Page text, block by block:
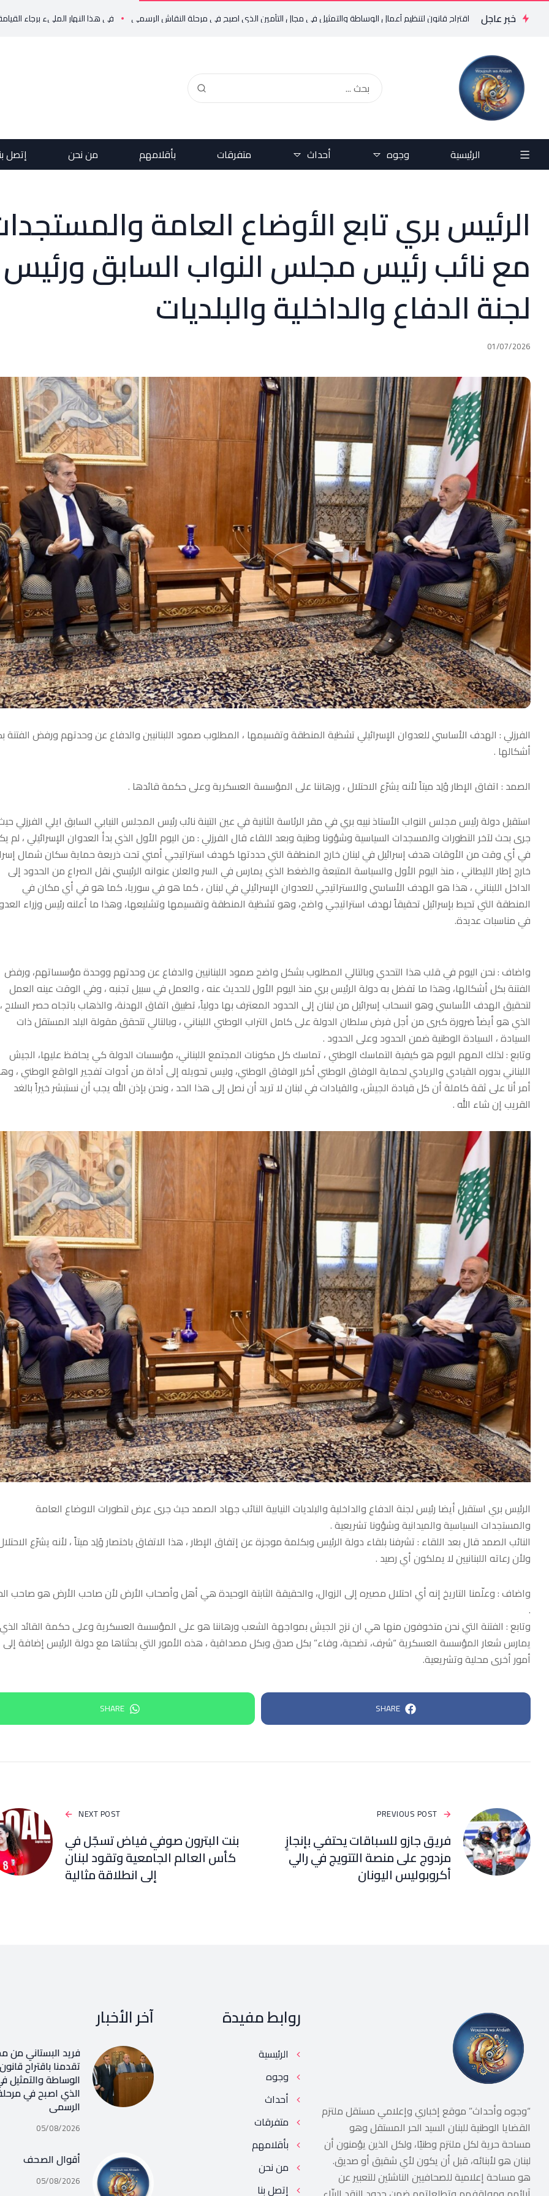
خبر عاجل
تقدمنا باقتراح قانون لتنظيم أعمال الوساطة والتمثيل في مجال التأمين الذي اصبح في مرحلة النقاش الرسمي في هذا النهار المليء برجاء القيامة، نرفع
الرئيسية وجوه أحداث متفرقات بأقلامهم من نحن إتصل
الرئيس بري تابع الأوضاع العامة
مع نائب رئيس مجلس النواب السابق ورئيس
لجنة الدفاع والداخلية والبلديات
01/07/2026
الفرزلي : الهدف الأساسي للعدوان الإسرائيلي تشظية المنطقة وتقسيمها ، المطلوب صمود اللبنانيين والدفاع عن وحدتهم ورفض الفتنة
أشكالها .
الصمد : اتفاق الإطار وُلِد ميتاً لأنه يشرّع الاحتلال ، ورهاننا على المؤسسة العسكرية وعلى حكمة قائدها .
استقبل دولة رئيس مجلس النواب الأستاذ نبيه بري في مقر الرئاسة الثانية في عين التينة نائب رئيس المجلس النيابي السابق ايلي الفرزلي
جرى بحث لآخر التطورات والمسجدات السياسية وشؤونا وطنية وبعد اللقاء قال الفرزلي : من اليوم الأول الذي بدأ العدوان الإسرائيلي ، لم
في أي وقت من الأوقات هدف إسرائيل في لبنان خارج المنطقة التي حددتها كهدف استراتيجي أمني تحت ذريعة حماية سكان شمال
خارج إطار الليطاني ، ​منذ اليوم الأول والسياسة المتبعة والضغط الذي يمارس في السر والعلن عنوانه الرئيسي نقل الصراع من الحدود إلى
الداخل اللبناني ، هذا هو الهدف الأساسي والاستراتيجي للعدوان الإسرائيلي في لبنان ، كما هو في سوريا، كما هو في أي مكان في
المنطقة التي تحيط بإسرائيل تحقيقاً لهدف استراتيجي واضح، وهو تشظية المنطقة وتقسيمها وتشليعها، وهذا ما أعلنه رئيس وزراء
في مناسبات عديدة.
واضاف : ​نحن اليوم في قلب هذا التحدي وبالتالي المطلوب بشكل واضح صمود اللبنانيين والدفاع عن وحدتهم ووحدة مؤسساتهم، ورفض
الفتنة بكل أشكالها، وهذا ما تفضل به دولة الرئيس بري منذ اليوم الأول للحديث عنه ، والعمل في سبيل تجنبه ،​ وفي الوقت عينه العمل
لتحقيق الهدف الأساسي وهو انسحاب إسرائيل من لبنان إلى الحدود المعترف بها دولياً، تطبيق اتفاق الهدنة، والذهاب باتجاه حصر السلاح ،
الذي هو أيضاً ضرورة كبرى من أجل فرض سلطان الدولة على كامل التراب الوطني اللبناني ، وبالتالي تتحقق مقولة البلد المستقل ذات
السيادة ، السيادة الوطنية ضمن الحدود وعلى الحدود .
وتابع : ​لذلك المهم اليوم هو كيفية التماسك الوطني ، تماسك كل مكونات المجتمع اللبناني، مؤسسات الدولة كي يحافظ عليها، الجيش
اللبناني بدوره القيادي والريادي لحماية الوفاق الوطني أكرر الوفاق الوطني، وليس تحويله إلى أداة من أدوات تفجير الواقع الوطني ،
أمر أنا على ثقة كاملة أن كل قيادة الجيش، والقيادات في لبنان لا تريد أن نصل إلى هذا الحد ، ونحن بإذن الله يجب أن نستبشر خيراً بالغد
القريب إن شاء الله .
الرئيس بري استقبل أيضا رئيس لجنة الدفاع والداخلية والبلديات النيابية النائب جهاد الصمد حيث جرى عرض لتطورات الاوضاع العامة
والمستجدات السياسية والميدانية وشؤونا تشريعية .
النائب الصمد قال بعد اللقاء : تشرفنا بلقاء دولة الرئيس وبكلمة موجزة عن إتفاق الإطار ، هذا الاتفاق باختصار وُلِد ميتاً ، لأنه يشرّع
ولأن رعاته اللبنانيين لا يملكون أي رصيد .
واضاف : وعلّمنا التاريخ إنه أي احتلال مصيره إلى الزوال، والحقيقة الثابتة الوحيدة هي أهل وأصحاب الأرض لأن صاحب الأرض هو صاحب
.
وتابع : ​الفتنة التي نحن متخوفون منها هي ان نزج الجيش بمواجهة الشعب ورهاننا هو على المؤسسة العسكرية وعلى حكمة القائد الذي
يمارس شعار المؤسسة العسكرية “شرف، تضحية، وفاء” بكل صدق وبكل مصداقية ، هذه الأمور التي بحثناها مع دولة الرئيس إضافة إلى
أمور أخرى محلية وتشريعية.
SHARE
SHARE
PREVIOUS POST
فريق جازو للسباقات يحتفي بإنجازٍ
مزدوج على منصة التتويج في رالي
أكروبوليس اليونان
NEXT POST
بنت البترون صوفي فياض تسجّل في
كأس العالم الجامعية وتقود لبنان
إلى انطلاقة مثالية
“وجوه وأحداث” موقع إخباري وإعلامي مستقل ملتزم
القضايا الوطنية للبنان السيد الحر المستقل وهو
مساحة حرية لكل ملتزم وطنيًا، ولكل الذين يؤمنون أن
لبنان هو لأبنائه، قبل أن يكون لأي شقيق أو صديق.
هو مساحة إعلامية للصحافيين الناشئين للتعبير عن
روابط مفيدة
الرئيسية
وجوه
أحداث
متفرقات
بأقلامهم
من نحن
إتصل بنا
آخر الأخبار
فريد البستاني من
تقدمنا باقتراح
الوساطة والتمثيل
الذي اصبح في
الرسمي
05/08/2026
أقوال الصحف
05/08/2026